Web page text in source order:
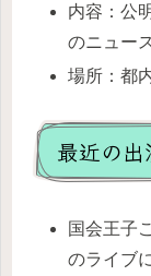
内容：公
のニュー
場所：都
最近の
国会王子
のライブ